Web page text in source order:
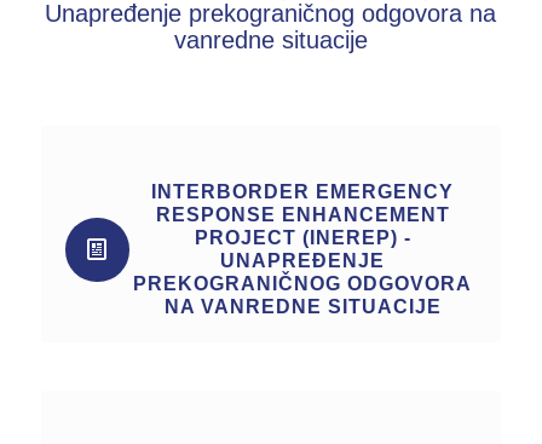
Unapređenje prekograničnog odgovora na
vanredne situacije
INTERBORDER EMERGENCY
RESPONSE ENHANCEMENT
PROJECT (INEREP) -
UNAPREĐENJE
PREKOGRANIČNOG ODGOVORA
NA VANREDNE SITUACIJE